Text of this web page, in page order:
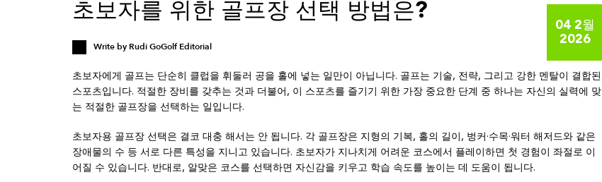
초보자를 위한 골프장 선택 방법은?
04 2월
2026
Write by Rudi GoGolf Editorial
초보자에게 골프는 단순히 클럽을 휘둘러 공을 홀에 넣는 일만이 아닙니다. 골프는 기술, 전략, 그리고 강한 멘탈이 결합된
스포츠입니다. 적절한 장비를 갖추는 것과 더불어, 이 스포츠를 즐기기 위한 가장 중요한 단계 중 하나는 자신의 실력에 맞
는 적절한 골프장을 선택하는 일입니다.
초보자용 골프장 선택은 결코 대충 해서는 안 됩니다. 각 골프장은 지형의 기복, 홀의 길이, 벙커·수목·워터 해저드와 같은
장애물의 수 등 서로 다른 특성을 지니고 있습니다. 초보자가 지나치게 어려운 코스에서 플레이하면 첫 경험이 좌절로 이
어질 수 있습니다. 반대로, 알맞은 코스를 선택하면 자신감을 키우고 학습 속도를 높이는 데 도움이 됩니다.